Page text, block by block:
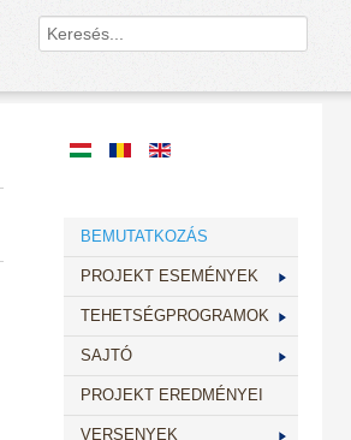
BEMUTATKOZÁS
PROJEKT ESEMÉNYEK
TEHETSÉGPROGRAMOK
SAJTÓ
PROJEKT EREDMÉNYEI
VERSENYEK